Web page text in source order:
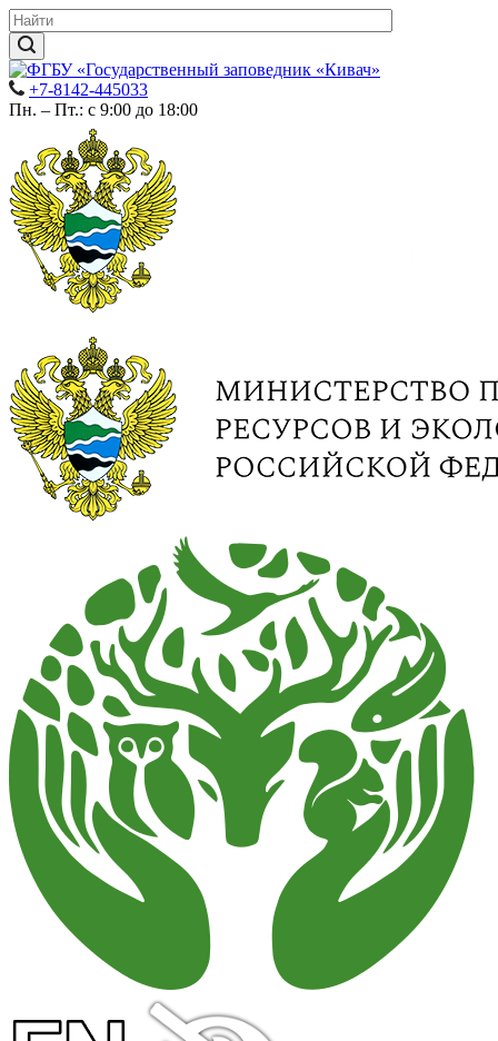
+7-8142-445033
Пн. – Пт.: с 9:00 до 18:00